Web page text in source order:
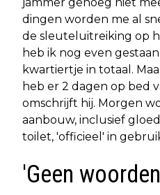
dingen worden me al
de sleuteluitreiking op
heb ik nog even
kwartiertje in totaal.
heb er 2 dagen op bed
omschrijft hij. Morgen
aanbouw, inclusief
toilet, 'officieel' in
'Geen